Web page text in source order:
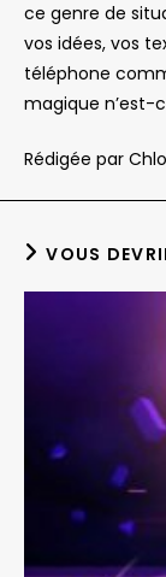
ce genre de
vos idées, vos
téléphone
magique n’est-
Rédigée par
VOUS